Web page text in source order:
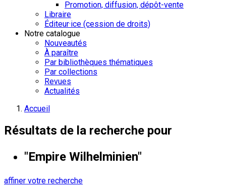
Promotion, diffusion, dépôt-vente
Libraire
Éditeur·ice (cession de droits)
Notre catalogue
Nouveautés
À paraître
Par bibliothèques thématiques
Par collections
Revues
Actualités
Accueil
Résultats de la recherche pour
"Empire Wilhelminien"
affiner votre recherche